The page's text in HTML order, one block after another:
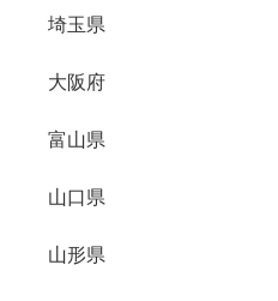
埼玉県
大阪府
富山県
山口県
山形県